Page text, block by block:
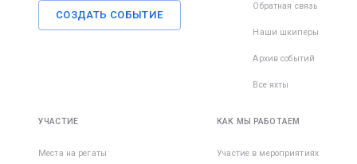
СОЗДАТЬ СОБЫТИЕ
Обратная связь
Наши шкиперы
Архив событий
Все яхты
УЧАСТИЕ
Места на регаты
КАК МЫ РАБОТАЕМ
Участие в мероприятиях